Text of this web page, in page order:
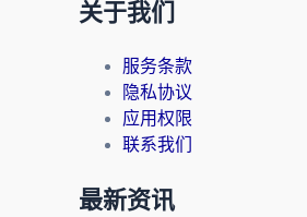
关于我们
服务条款
隐私协议
应用权限
联系我们
最新资讯